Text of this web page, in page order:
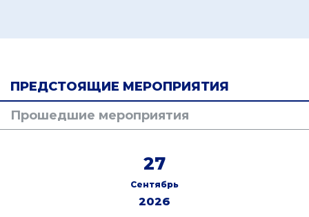
ПРЕДСТОЯЩИЕ МЕРОПРИЯТИЯ
Прошедшие мероприятия
27
Сентябрь
2026